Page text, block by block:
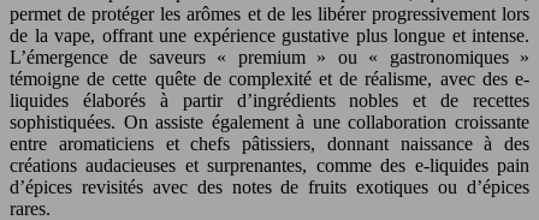
permet de protéger les arômes et de les libérer progressivement lors
de la vape, offrant une expérience gustative plus longue et intense.
L’émergence de saveurs « premium » ou « gastronomiques »
témoigne de cette quête de complexité et de réalisme, avec des e-
liquides élaborés à partir d’ingrédients nobles et de recettes
sophistiquées. On assiste également à une collaboration croissante
entre aromaticiens et chefs pâtissiers, donnant naissance à des
créations audacieuses et surprenantes, comme des e-liquides pain
d’épices revisités avec des notes de fruits exotiques ou d’épices
rares.